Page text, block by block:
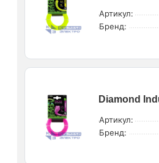
Артикул:
Бренд:
Diamond
Артикул:
Бренд: